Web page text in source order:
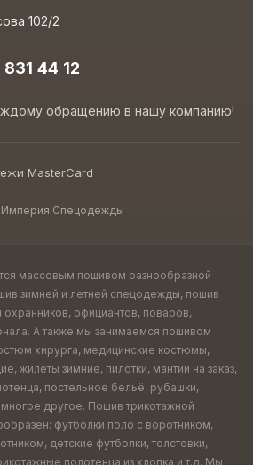
102/2
44 12
обращению в нашу компанию!
MasterCard
Империя Спецодежды
массовым пошивом разнообразной
зимней и летней спецодежды, пошив
официантов, поваров,
А также мы занимаемся пошивом
хирурга, медицинские костюмы,
жилеты зимние, пилотки, мантии на заказ,
постельное бельё, рубашки,
многое другое. Пошив трикотажной
футболки поло с воротником,
детские футболки, толстовки,
полотенца из хлопка и т.д. Мы